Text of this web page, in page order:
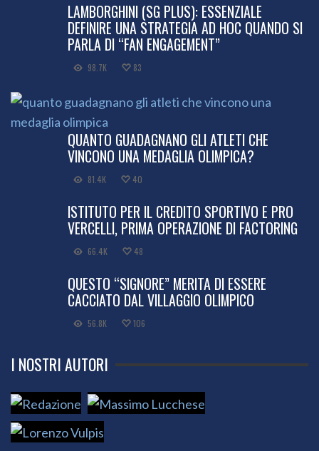
LAMBORGHINI (SG PLUS): ESSENZIALE
DEFINIRE UNA STRATEGIA AD HOC QUANDO SI
PARLA DI “FAN ENGAGEMENT”
98.7K 83
QUANTO GUADAGNANO GLI ATLETI CHE
VINCONO UNA MEDAGLIA OLIMPICA?
81.4K 40
ISTITUTO PER IL CREDITO SPORTIVO E PRO
VERCELLI, PRIMA OPERAZIONE DI FACTORING
66.4K 48
QUESTO “SIGNORE” MERITA DI ESSERE
CACCIATO DAL VILLAGGIO OLIMPICO
56.8K 106
I NOSTRI AUTORI